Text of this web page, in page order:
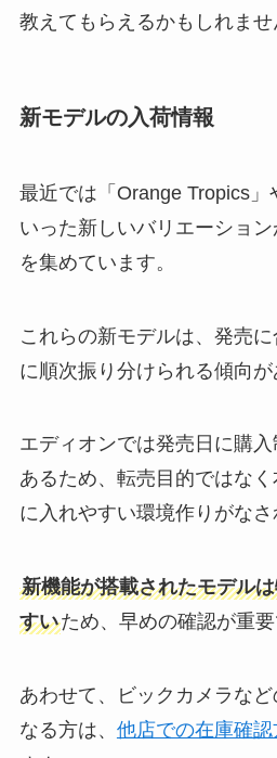
教えてもらえるかもしれませ
新モデルの入荷情報
最近では「Orange Tropics」
いった新しいバリエーショ
を集めています。
これらの新モデルは、発売
に順次振り分けられる傾向が
エディオンでは発売日に購
あるため、転売目的ではな
に入れやすい環境作りがなさ
新機能が搭載されたモデル
すいため、早めの確認が重要
あわせて、ビックカメラな
なる方は、 他店での在庫確認